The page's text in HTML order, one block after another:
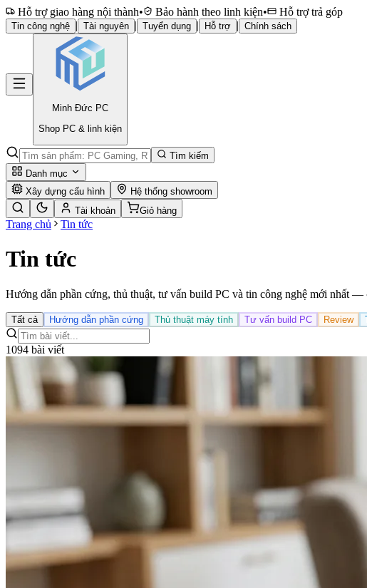
Hỗ trợ giao hàng nội thành• Bảo hành theo linh kiện• Hỗ trợ trả góp
Tin công nghệ | Tài nguyên | Tuyển dụng | Hỗ trợ | Chính sách
Minh Đức PC
Shop PC & linh kiện
Tìm kiếm
Danh mục
Xây dựng cấu hình
Hệ thống showroom
Tài khoản
Giỏ hàng
Trang chủ Tin tức
Tin tức
Hướng dẫn phần cứng, thủ thuật, tư vấn build PC và tin công nghệ mới nhất
Tất cả Hướng dẫn phần cứng Thủ thuật máy tính Tư vấn build PC Review
1094 bài viết